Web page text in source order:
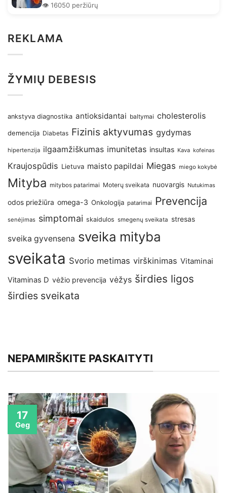
👁️ 16050 peržiūrų
REKLAMA
ŽYMIŲ DEBESIS
ankstyva diagnostika antioksidantai baltymai cholesterolis
demencija Diabetas Fizinis aktyvumas gydymas
hipertenzija ilgaamžiškumas imunitetas insultas Kava kofeinas
Kraujospūdis Lietuva maisto papildai Miegas miego kokybė
Mityba mitybos patarimai Moterų sveikata nuovargis Nutukimas
odos priežiūra omega-3 Onkologija patarimai Prevencija
senėjimas simptomai skaidulos smegenų sveikata stresas
sveika gyvensena sveika mityba
sveikata Svorio metimas virškinimas Vitaminai
Vitaminas D vėžio prevencija vėžys širdies ligos
širdies sveikata
NEPAMIRŠKITE PASKAITYTI
17
Geg